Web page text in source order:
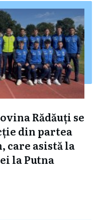
Rădăuți se
din partea
asistă la
la Putna